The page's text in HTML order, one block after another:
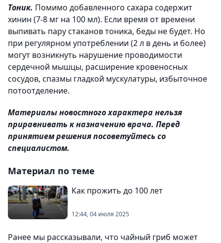
Тоник. Помимо добавленного сахара содержит
хинин (7-8 мг на 100 мл). Если время от времени
выпивать пару стаканов тоника, беды не будет. Но
при регулярном упо­треблении (2 л в день и более)
могут возникнуть нарушение проводимости
сердечной мышцы, расширение кровеносных
сосудов, спазмы гладкой мускулатуры, избыточное
потоотделение.
Материалы новостного характера нельзя
приравнивать к назначению врача. Перед
принятием решения посоветуйтесь со
специалистом.
Материал по теме
Как прожить до 100 лет
12:44, 04 июля 2025
Ранее мы рассказывали, что чайный гриб может